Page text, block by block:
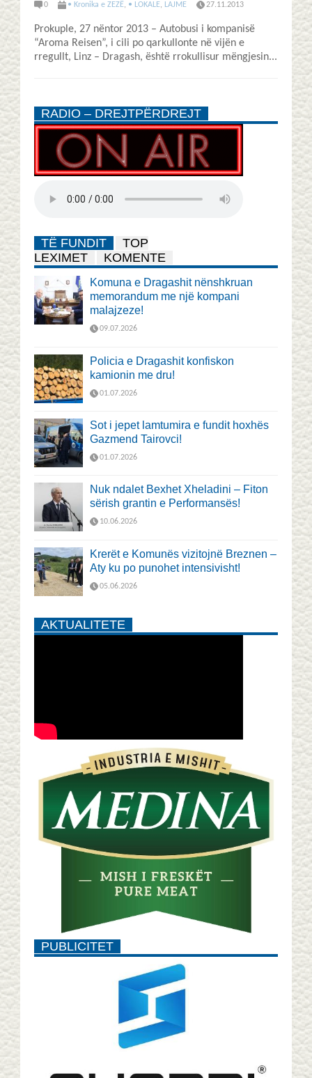
0 • Kronika e ZEZË, • LOKALE, LAJME 27.11.2013
Prokuple, 27 nëntor 2013 – Autobusi i kompanisë
“Aroma Reisen”, i cili po qarkullonte në vijën e
rregullt, Linz – Dragash, është rrokullisur mëngjesin...
RADIO – DREJTPËRDREJT
TË FUNDIT
TOP
LEXIMET
KOMENTE
Komuna e Dragashit nënshkruan
memorandum me një kompani
malajzeze!
09.07.2026
Policia e Dragashit konfiskon
kamionin me dru!
01.07.2026
Sot i jepet lamtumira e fundit hoxhës
Gazmend Tairovci!
01.07.2026
Nuk ndalet Bexhet Xheladini – Fiton
sërish grantin e Performansës!
10.06.2026
Krerët e Komunës vizitojnë Breznen –
Aty ku po punohet intensivisht!
05.06.2026
AKTUALITETE
PUBLICITET